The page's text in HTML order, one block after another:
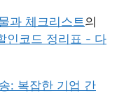
과 체크리스트 의
인코드 정리표 - 다
: 복잡한 기업 간